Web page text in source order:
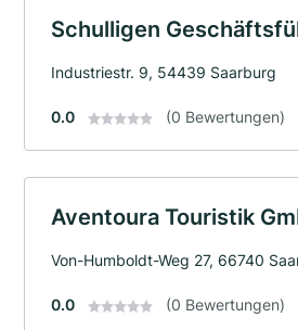
Schulligen
Industriestr. 9, 54439 Saarburg
0.0 (0 Bewertungen)
Aventoura Touristik
Von-Humboldt-Weg 27, 66740
0.0 (0 Bewertungen)